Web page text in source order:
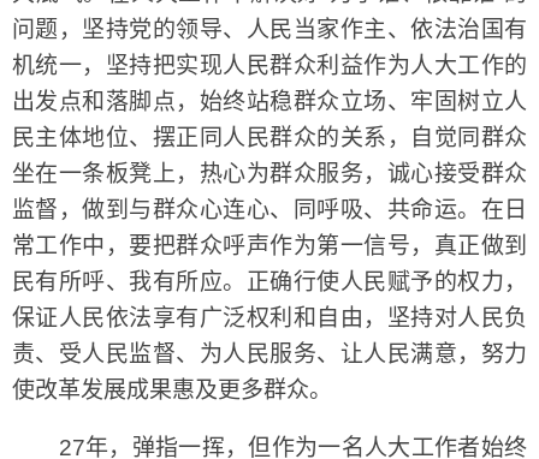
问题，坚持党的领导、人民当家作主、依法治国有
机统一，坚持把实现人民群众利益作为人大工作的
出发点和落脚点，始终站稳群众立场、牢固树立人
民主体地位、摆正同人民群众的关系，自觉同群众
坐在一条板凳上，热心为群众服务，诚心接受群众
监督，做到与群众心连心、同呼吸、共命运。在日
常工作中，要把群众呼声作为第一信号，真正做到
民有所呼、我有所应。正确行使人民赋予的权力，
保证人民依法享有广泛权利和自由，坚持对人民负
责、受人民监督、为人民服务、让人民满意，努力
使改革发展成果惠及更多群众。
27年，弹指一挥，但作为一名人大工作者始终